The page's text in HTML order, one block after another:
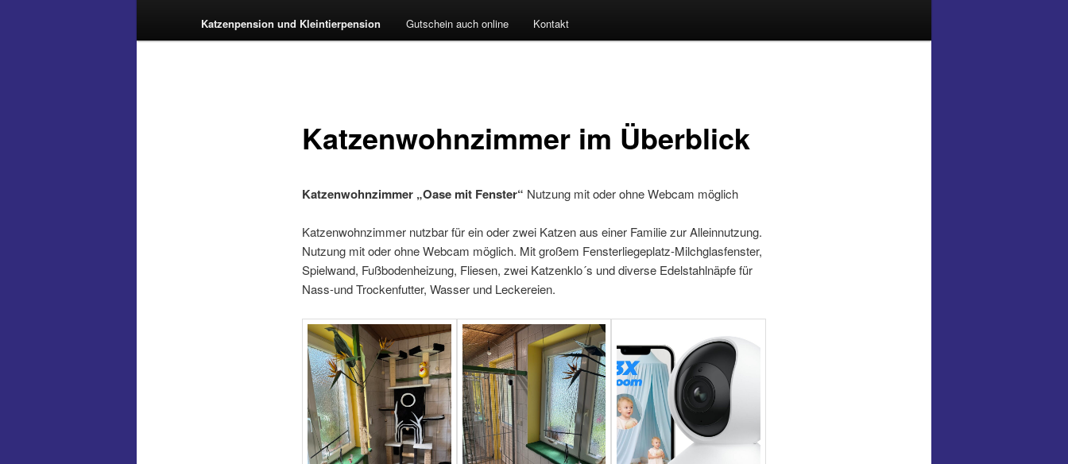
Katzenpension und Kleintierpension Gutschein auch online Kontakt
Katzenwohnzimmer im Überblick
Katzenwohnzimmer „Oase mit Fenster“ Nutzung mit oder ohne Webcam möglich
Katzenwohnzimmer nutzbar für ein oder zwei Katzen aus einer Familie zur Alleinnutzung.
Nutzung mit oder ohne Webcam möglich. Mit großem Fensterliegeplatz-Milchglasfenster,
Spielwand, Fußbodenheizung, Fliesen, zwei Katzenklo´s und diverse Edelstahlnäpfe für
Nass-und Trockenfutter, Wasser und Leckereien.